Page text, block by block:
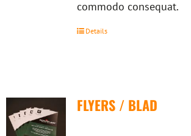
commodo consequat.
Details
FLYERS / BLAD